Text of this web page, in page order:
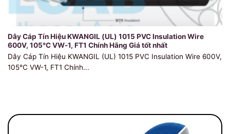
Dây Cáp Tín Hiệu KWANGIL (UL) 1015 PVC Insulation Wire
600V, 105℃ VW-1, FT1 Chính Hãng Giá tốt nhất
Dây Cáp Tín Hiệu KWANGIL (UL) 1015 PVC Insulation Wire 600V,
105℃ VW-1, FT1 Chính...